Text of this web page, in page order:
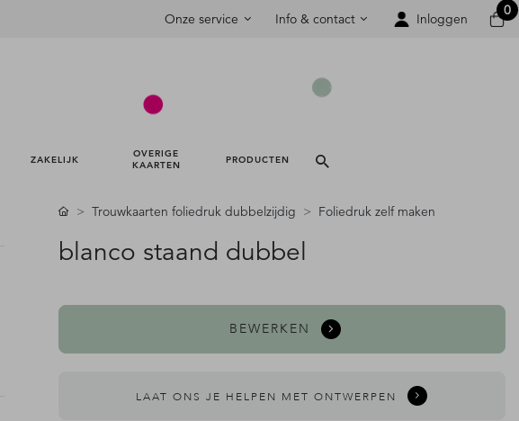
Onze service Info & contact Inloggen
0
ZAKELIJK
OVERIGE
KAARTEN
PRODUCTEN
Trouwkaarten foliedruk dubbelzijdig Foliedruk zelf maken
blanco staand dubbel
BEWERKEN
LAAT ONS JE HELPEN MET ONTWERPEN